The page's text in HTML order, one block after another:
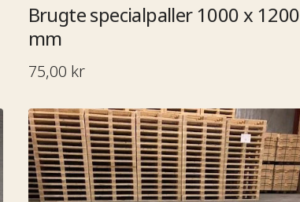
Brugte specialpaller 1000 x 1200
mm​​​​‌ ‍ ​‍​‍‌‍ ‌ ​‍‌‍‍‌‌‍‌ ‌‍‍‌‌‍ ‍​‍​‍​ ‍‍​‍​‍‌ ​ ‌‍​‌‌‍ ‍‌‍‍‌‌ ‌​‌ ‍‌​‍ ‍‌‍‍‌‌‍ ​‍​‍​‍ ​​‍​‍‌‍‍​‌ ​‍‌‍‌‌‌‍‌‍​‍​‍​ ‍‍​‍​‍‌ ​ ‌ ‌‌‌ ​​‌‍‌‌‌ ​‍​‍ ‌‌‍ ​‌‍ ‌‍‌ ‌‍‍‌‌‍ ‍​‍ ‌‍‍‌‌‍ ‍‌ ‌​‌‍‌‌‌‍ ‍‌ ‌​​‍ ‌‍‌‌‌‍‌​‌‍‍‌‌ ‌​​‍ ‌‍ ‌‌‍ ‌‍‌​‌‍‌‌​ ‌‌ ​​‌ ​‍‌‍‌‌‌ ​ ‌‍‌‌‌‍ ‍‌ ‌​‌‍​‌‌ ‌​‌‍‍‌‌‍ ‌‍ ‍​ ‍ ‌‍‍‌‌‍‌​​ ‌‌ ​ ‌‍‍​‌‍ ‌ ​​‌‍‍‌‌‍‌‍‌ ‍‌‌‌​​‌ ​‍‌‍ ‌‍‌​‌ ‌‌‌‍​ ‌ ‌​​‍ ‌​ ‌‍​ ‍​​ ​‌​ ‍​​ ​​​ ‌ ​ ‌‍​ ‍‌​ ‌‌​ ​​​ ‌ ​ ​ ​ ‌‌​ ‍ ‌ ‌​‌ ‍‌‌ ​​‌‍‌‌​ ‌‌ ​​‌ ​‍‌‍ ‌‍‌​‌ ‌‌‌‍​ ‌ ‌​​ ‍ ‌ ​​‌‍​‌‌ ‌​‌‍‍​​ ‌‌ ​ ‌ ‌​‌‍ ‌ ​‍‌‍‌‌​‍ ‍‌ ‌​‌‍‍‌‌ ‌​‌‍ ​‌‍‌‌​ ‌‍​‍‌‍​‌‌ ​ ‌‍‌‌‌‌‌‌‌ ​‍‌‍ ​​ ‌‌ ​ ‌ ‌‌‌ ​​‌‍‌‌‌ ​‍​‍ ‌‌‍ ​‌‍ ‌‍‌ ‌‍‍‌‌‍ ‍​‍‌‍‌‍‍‌‌‍‌​​ ‌‌ ​ ‌‍‍​‌‍ ‌ ​​‌‍‍‌‌‍‌‍‌ ‍‌‌‌​​‌ ​‍‌‍ ‌‍‌​‌ ‌‌‌‍​ ‌ ‌​​‍ ‌​ ‌‍​ ‍​​ ​‌​ ‍​​ ​​​ ‌ ​ ‌‍​ ‍‌​ ‌‌​ ​​​ ‌ ​ ​ ​ ‌‌​‍‌‍‌ ‌​‌ ‍‌‌ ​​‌‍‌‌​ ‌‌ ​​‌ ​‍‌‍ ‌‍‌​‌ ‌‌‌‍​ ‌ ‌​​‍‌‍‌ ​​‌‍​‌‌ ‌​‌‍‍​​ ‌‌ ​ ‌ ‌​‌‍ ‌ ​‍‌‍‌‌​‍ ‍‌ ‌​‌‍‍‌‌ ‌​‌‍ ​‌‍‌‌​‍‌‍‌ ​​‌‍‌‌‌ ​‍‌ ​ ‌ ​​‌‍‌‌‌‍​ ‌ ‌​‌‍‍‌‌ ‌‍‌‍‌‌​ ‌‌ ​​‌ ‌‌‌‍​‍‌‍ ​‌‍‍‌‌ ​ ‌‍‍​‌‍‌‌‌‍‌​​‍​‍‌ ‌
75,00 kr